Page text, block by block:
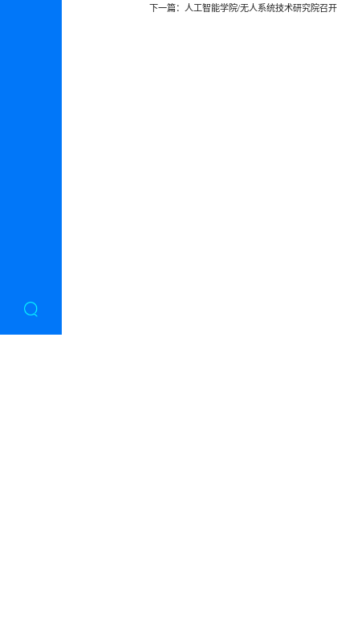
下一篇： 人工智能学院/无人系统技术研究院召